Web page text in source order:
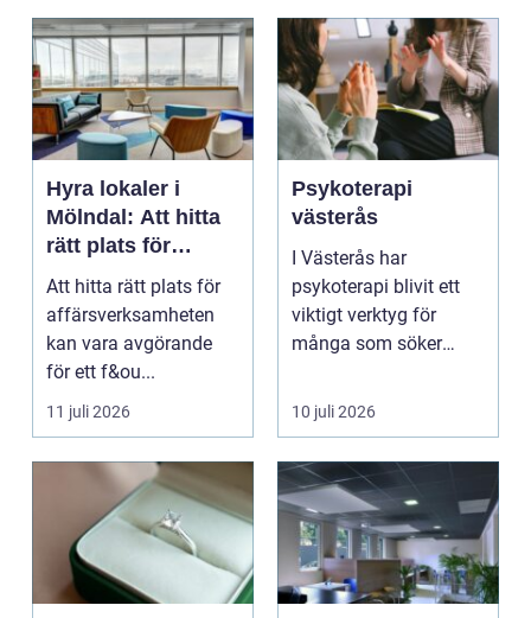
Hyra lokaler i
Mölndal: Att hitta
rätt plats för
affärsverksamhete
Att hitta rätt plats för
affärsverksamheten
kan vara avgörande
för ett f&ou...
11 juli 2026
Psykoterapi
västerås
I Västerås har
psykoterapi blivit ett
viktigt verktyg för
många som söker
välmående i liv...
10 juli 2026